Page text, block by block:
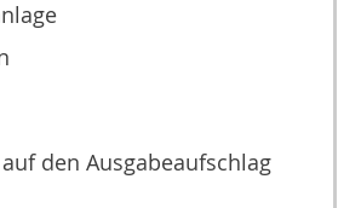
den Ausgabeaufschlag